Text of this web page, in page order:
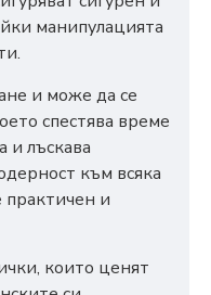
манипулацията
и може да се
спестява време
и лъскава
към всяка
и
които ценят